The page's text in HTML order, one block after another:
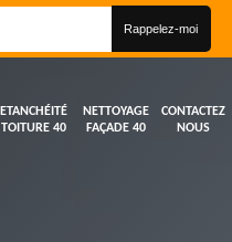
ETANCHÉITÉ
TOITURE 40
NETTOYAGE
FAÇADE 40
CONTACTEZ
NOUS